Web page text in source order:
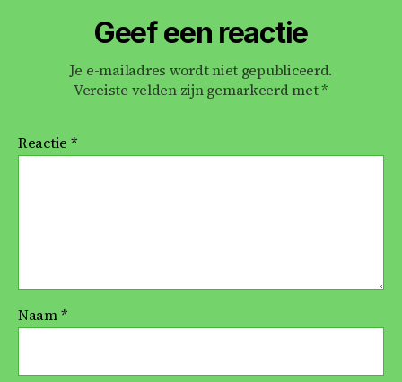
Geef een reactie
Je e-mailadres wordt niet gepubliceerd.
Vereiste velden zijn gemarkeerd met*
Reactie *
Naam*